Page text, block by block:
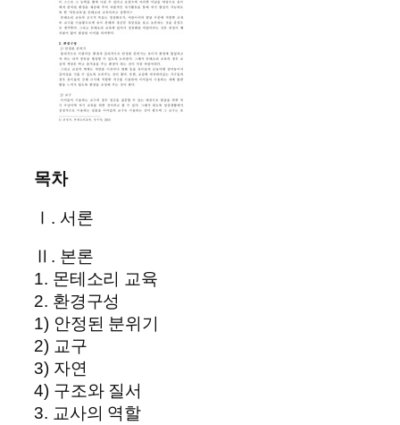
목차
Ⅰ. 서론
Ⅱ. 본론
1. 몬테소리 교육
2. 환경구성
1) 안정된 분위기
2) 교구
3) 자연
4) 구조와 질서
3. 교사의 역할